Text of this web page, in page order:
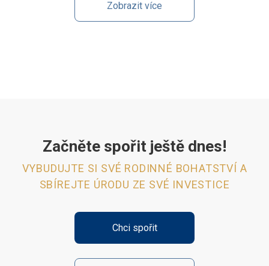
Zobrazit více
Začněte spořit ještě dnes!
VYBUDUJTE SI SVÉ RODINNÉ BOHATSTVÍ A
SBÍREJTE ÚRODU ZE SVÉ INVESTICE
Chci spořit